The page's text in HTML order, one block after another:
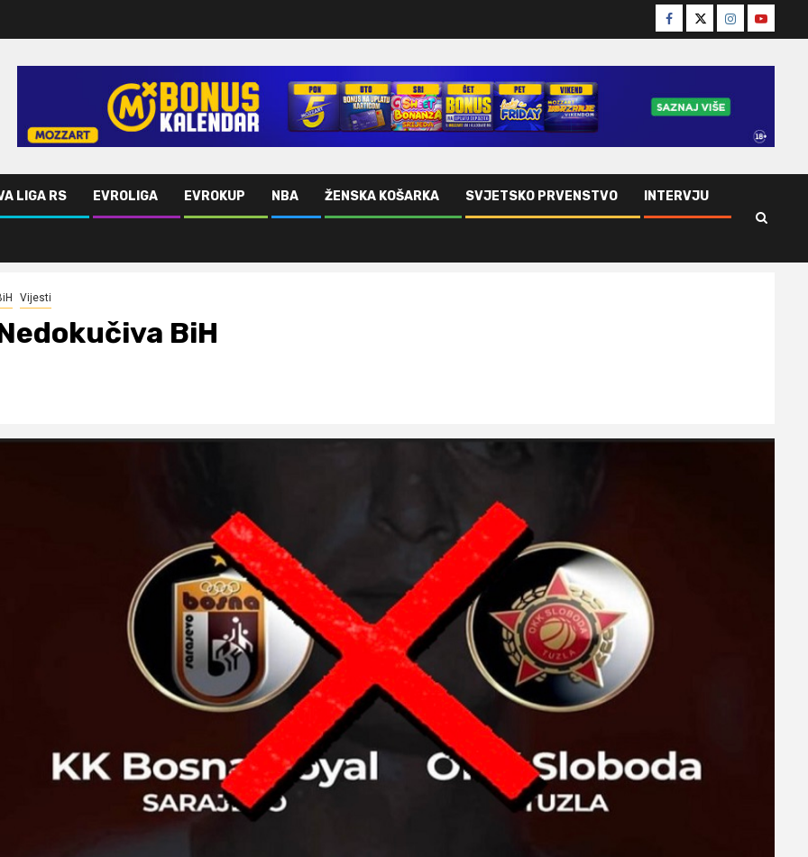
Facebook
TwitterInstagram
Youtube
LIGA RS EVROLIGA EVROKUP NBA ŽENSKA KOŠARKA SVJETSKO PRVENSTVO INTERVJU
Vijesti
BiH